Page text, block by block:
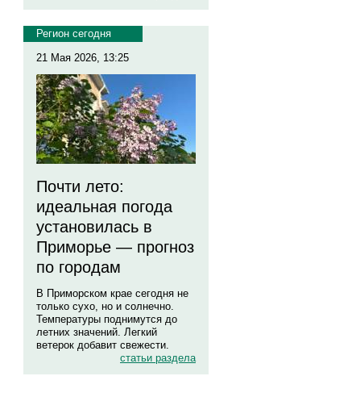
Регион сегодня
21 Мая 2026, 13:25
Почти лето:
идеальная погода
установилась в
Приморье — прогноз
по городам
В Приморском крае сегодня не
только сухо, но и солнечно.
Температуры поднимутся до
летних значений. Легкий
ветерок добавит свежести.
статьи раздела